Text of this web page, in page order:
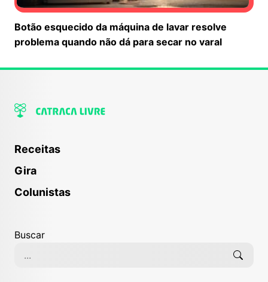
Botão esquecido da máquina de lavar resolve
problema quando não dá para secar no varal
Receitas
Gira
Colunistas
Buscar